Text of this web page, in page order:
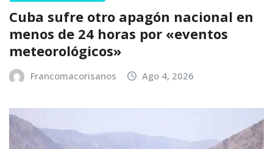
Cuba sufre otro apagón nacional en
menos de 24 horas por «eventos
meteorológicos»
Francomacorisanos Ago 4, 2026